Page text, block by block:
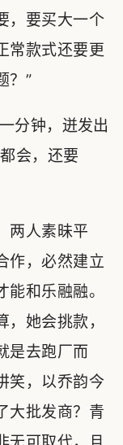
，要买大一个
常款式还要更
？”
分钟，迸发出
会，还要
两人素昧平
作，必然建立
和乐融融。
她会挑款，
是去跑厂而
笑，以乔韵今
大批发商？青